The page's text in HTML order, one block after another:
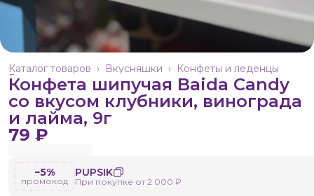
Конфеты и леденцы
Вкусняшки ›
Каталог товаров ›
Главная ›
Конфета шипучая Baida Candy
со вкусом клубники, винограда
и лайма, 9г
79 ₽
−5%
промокод
PUPSIK
При покупке от 2 000 ₽